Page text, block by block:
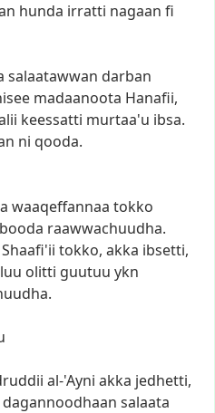
hunda irratti nagaan fi
salaatawwan darban
madaanoota Hanafii,
keessatti murtaa'u ibsa.
ni qooda.
waaqeffannaa tokko
booda raawwachuudha.
Shaafi'ii tokko, akka ibsetti,
olitti guutuu ykn
al-'Ayni akka jedhetti,
dagannoodhaan salaata